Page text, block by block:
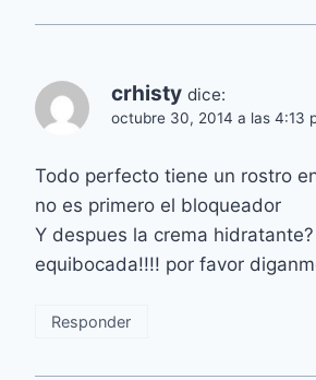
crhisty dice:
octubre 30, 2014 a las 4:13
Todo perfecto tiene un rostro
no es primero el bloqueador
Y despues la crema
equibocada!!!! por favor
Responder